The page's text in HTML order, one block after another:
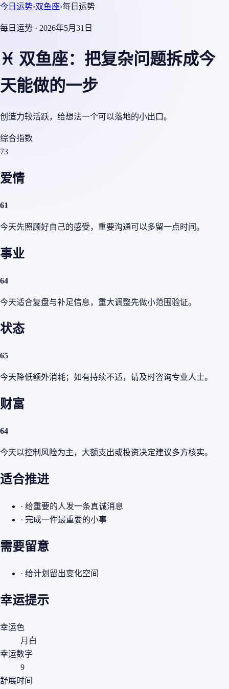
今日运势›双鱼座›每日运势
每日运势 · 2026年5月31日
♓ 双鱼座：把复杂问题拆成今
天能做的一步
创造力较活跃，给想法一个可以落地的小出口。
综合指数
73
爱情
61
今天先照顾好自己的感受，重要沟通可以多留一点时间。
事业
64
今天适合复盘与补足信息，重大调整先做小范围验证。
状态
65
今天降低额外消耗；如有持续不适，请及时咨询专业人士。
财富
64
今天以控制风险为主，大额支出或投资决定建议多方核实。
适合推进
· 给重要的人发一条真诚消息
· 完成一件最重要的小事
需要留意
· 给计划留出变化空间
幸运提示
幸运色
月白
幸运数字
9
舒展时间